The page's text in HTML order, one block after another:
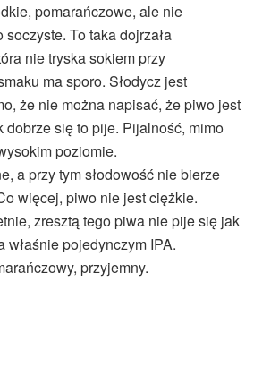
pomarańczowe, ale nie
To taka dojrzała
nie tryska sokiem przy
ma sporo. Słodycz jest
że nie można napisać, że piwo jest
dobrze się to pije. Pijalność, mimo
poziomie.
a przy tym słodowość nie bierze
więcej, piwo nie jest ciężkie.
zresztą tego piwa nie pije się jak
właśnie pojedynczym IPA.
przyjemny.